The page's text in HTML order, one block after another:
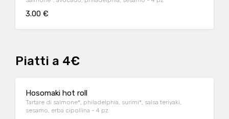
3.00 €
Piatti a 4€
Hosomaki hot roll
Tartare di salmone*, philadelphia, surimi*, salsa teriyaki,
sesamo, erba cipollina - 4 pz